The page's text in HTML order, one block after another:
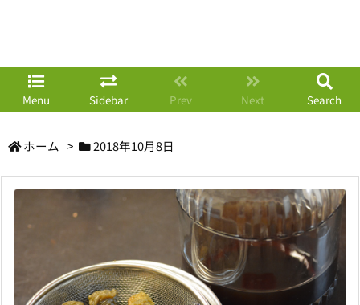
Menu Sidebar Prev Next Search
ホーム > 2018年10月8日